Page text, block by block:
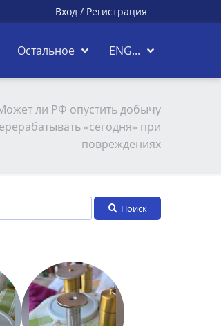
Вход / Регистрация
Остальное ENG...
ли РФ опустить добычу
«сегодня» при
повреждениях
Поиск